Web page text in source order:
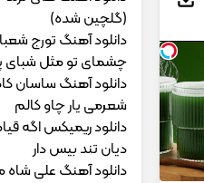
(گلچین شده)
دانلود آهنگ تورج
چشمای تو مثل شبای
دانلود آهنگ ساسان
شعرمی یار چاو کالم
دانلود ریمیکس اگه
دیان تند بیس دار
دانلود آهنگ علی